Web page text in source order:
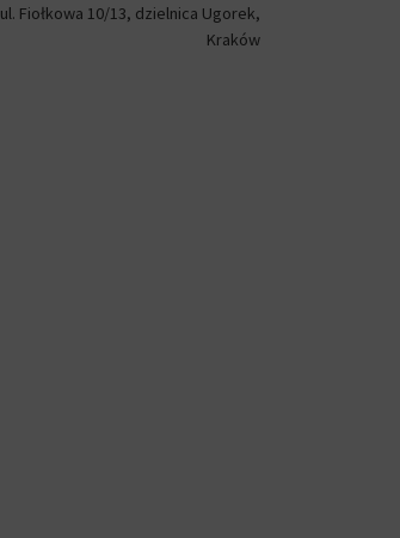
ul. Fiołkowa 10/13, dzielnica Ugorek,
Kraków